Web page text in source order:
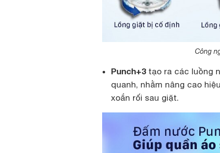
Công
Punch+3tạo ra các luồng
quanh, nhằm nâng cao
xoắn rối sau giặt.